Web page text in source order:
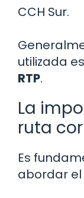
CCH Sur.
utilizada
RTP.
La
ruta
Es
abordar